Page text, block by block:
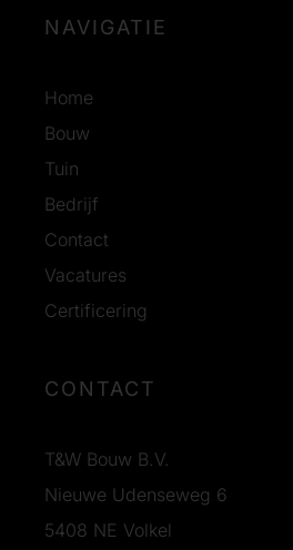
NAVIGATIE
Home
Bouw
Tuin
Bedrijf
Contact
Vacatures
Certificering
CONTACT
T&W Bouw B.V.
Nieuwe Udenseweg 6
5408 NE Volkel